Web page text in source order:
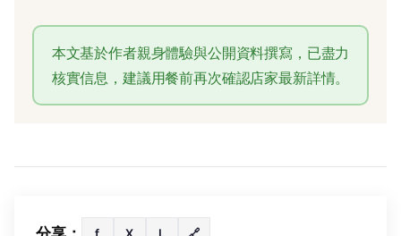
本文基於作者親身體驗與公開資料撰寫，已盡力
核實信息，建議用餐前再次確認店家最新詳情。